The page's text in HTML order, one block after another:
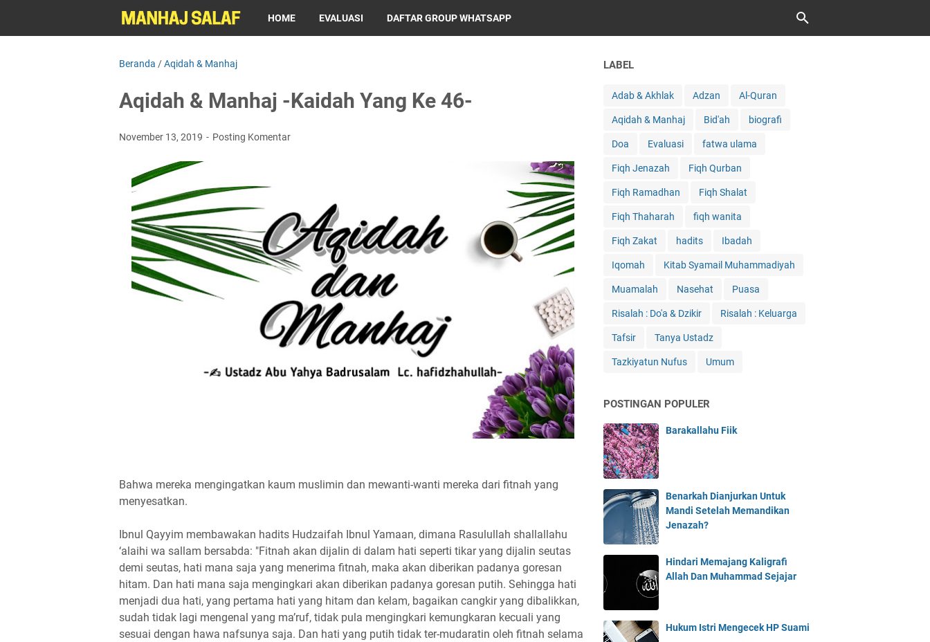
HOME EVALUASI DAFTAR GROUP WHATSAPP
Beranda /Aqidah & Manhaj
Aqidah & Manhaj -Kaidah Yang Ke 46-
November 13, 2019 Posting Komentar
Bahwa mereka mengingatkan kaum muslimin dan mewanti-wanti mereka dari fitnah yang
menyesatkan.
Ibnul Qayyim membawakan hadits Hudzaifah Ibnul Yamaan, dimana Rasulullah shallallahu
‘alaihi wa sallam bersabda: "Fitnah akan dijalin di dalam hati seperti tikar yang dijalin seutas
demi seutas, hati mana saja yang menerima fitnah, maka akan diberikan padanya goresan
hitam. Dan hati mana saja mengingkari akan diberikan padanya goresan putih. Sehingga hati
menjadi dua hati, yang pertama hati yang hitam dan kelam, bagaikan cangkir yang dibalikkan,
sudah tidak lagi mengenal yang ma’ruf, tidak pula mengingkari kemungkaran kecuali yang
sesuai dengan hawa nafsunya saja. Dan hati yang putih tidak ter-mudaratin oleh fitnah selama
LABEL
Adab & Akhlak Adzan Al-Quran
Aqidah & Manhaj Bid'ah biografi
Doa Evaluasi fatwa ulama
Fiqh Jenazah Fiqh Qurban
Fiqh Ramadhan Fiqh Shalat
Fiqh Thaharah fiqh wanita
Fiqh Zakat hadits Ibadah
Iqomah Kitab Syamail Muhammadiyah
Muamalah Nasehat Puasa
Risalah : Do'a & Dzikir Risalah : Keluarga
Tafsir Tanya Ustadz
Tazkiyatun Nufus Umum
POSTINGAN POPULER
Barakallahu Fiik
Benarkah Dianjurkan Untuk
Mandi Setelah Memandikan
Jenazah?
Hindari Memajang Kaligrafi
Allah Dan Muhammad Sejajar
Hukum Istri Mengecek HP Suami